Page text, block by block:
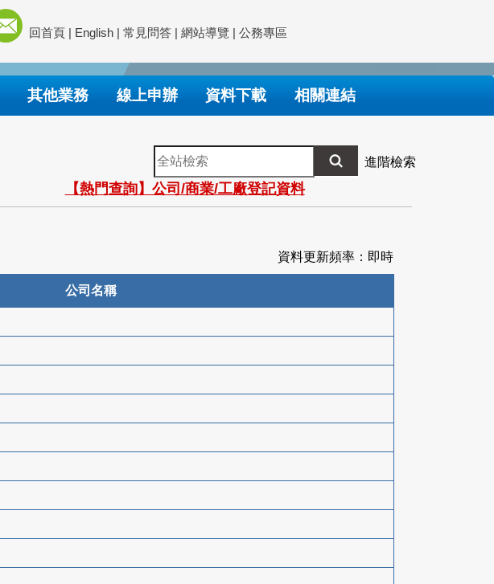
回首頁 | English | 常見問答 | 網站導覽 | 公務專區
其他業務 線上申辦 資料下載 相關連結
全
站
檢
索
進階檢索
【熱門查詢】公司/商業/工廠登記資料
資料更新頻率：即時
公司名稱